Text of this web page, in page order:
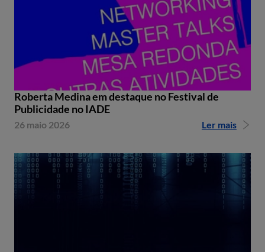
Roberta Medina em destaque no Festival de
Publicidade no IADE
26 maio 2026 Ler mais